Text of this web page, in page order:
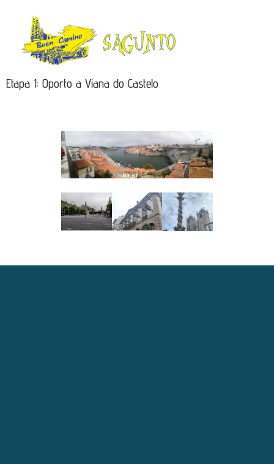
Etapa 1: Oporto a Viana do Castelo